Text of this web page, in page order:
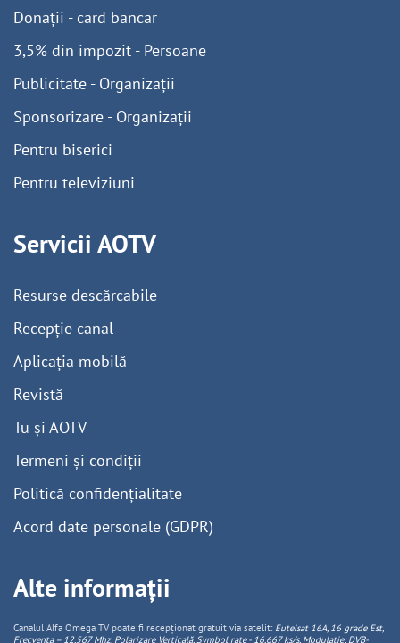
Donații - card bancar
3,5% din impozit - Persoane
Publicitate - Organizații
Sponsorizare - Organizații
Pentru biserici
Pentru televiziuni
Servicii AOTV
Resurse descărcabile
Recepție canal
Aplicația mobilă
Revistă
Tu și AOTV
Termeni și condiții
Politică confidențialitate
Acord date personale (GDPR)
Alte informații
Canalul Alfa Omega TV poate fi recepționat gratuit via satelit: Eutelsat 16A, 16 grade Est,
Frecventa – 12.567 Mhz, PolarizareVerticală, Symbol rate - 16.667 ks/s, Modulație: DVB-